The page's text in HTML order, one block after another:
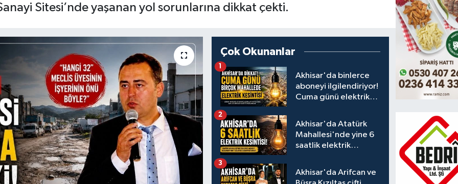
Sitesi’nde yaşanan yol sorunlarına dikkat çekti.
Çok Okunanlar
Akhisar'da binlerce
aboneyi ilgilendiriyor!
Cuma günü elektrik
1
Akhisar'da Atatürk
Mahallesi'nde yine 6
saatlik elektrik
2
Akhisar'da Arifcan ve
3